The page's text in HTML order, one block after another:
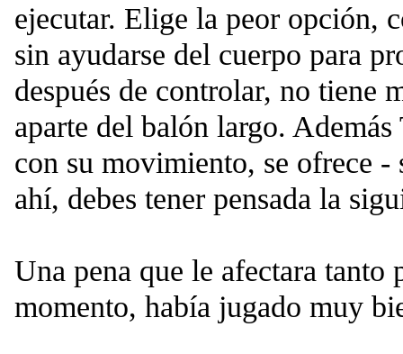
ejecutar. Elige la peor opción,
sin ayudarse del cuerpo para
después de controlar, no tiene
aparte del balón largo.
con su movimiento, se ofrece -
ahí, debes tener pensada la
Una pena que le afectara tanto
momento, había jugado muy